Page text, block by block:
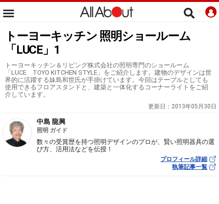
トーヨーキッチン 照明ショールーム
「LUCE」1
トーヨーキッチン＆リビング株式会社の照明専門のショールーム
「LUCE TOYO KITCHEN STYLE」をご紹介します。建物のデザインは世
界的に活躍する妹島和世氏が手掛けています。今回はテーブルとしても
使用できるフロアスタンドと、建築と一体化するコーナーライトをご紹
介しています。
更新日： 2013年05月30日
中島 龍興
照明 ガイド
数々の受賞歴を持つ照明デザインのプロが、賢い照明器具の選
び方、活用法などを伝授！
プロフィール詳細
執筆記事一覧